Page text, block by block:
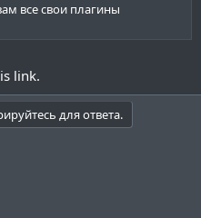
все свои плагины
link.
для ответа.